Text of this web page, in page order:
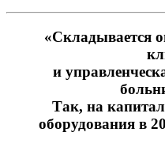
«Складывается
и
Так, на
оборудования в